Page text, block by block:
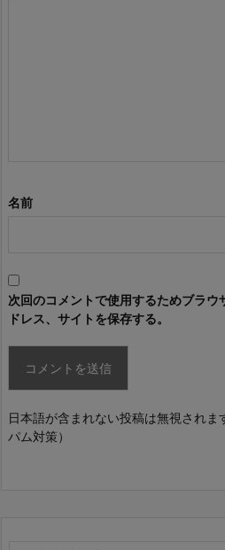
名前
次回のコメントで使用するためブラ
ドレス、サイトを保存する。
日本語が含まれない投稿は無視されま
パム対策）